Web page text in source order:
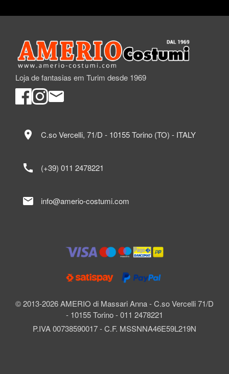
Loja de fantasias em Turim desde 1969
© 2013-2026 AMERIO di Massari Anna - C.so Vercelli 71/D
- 10155 Torino - 011 2478221
P.IVA 00738590017 - C.F. MSSNNA46E59L219N
location_on C.so Vercelli, 71/D - 10155 Torino (TO) - ITALY
call (+39) 011 2478221
mail info@amerio-costumi.com